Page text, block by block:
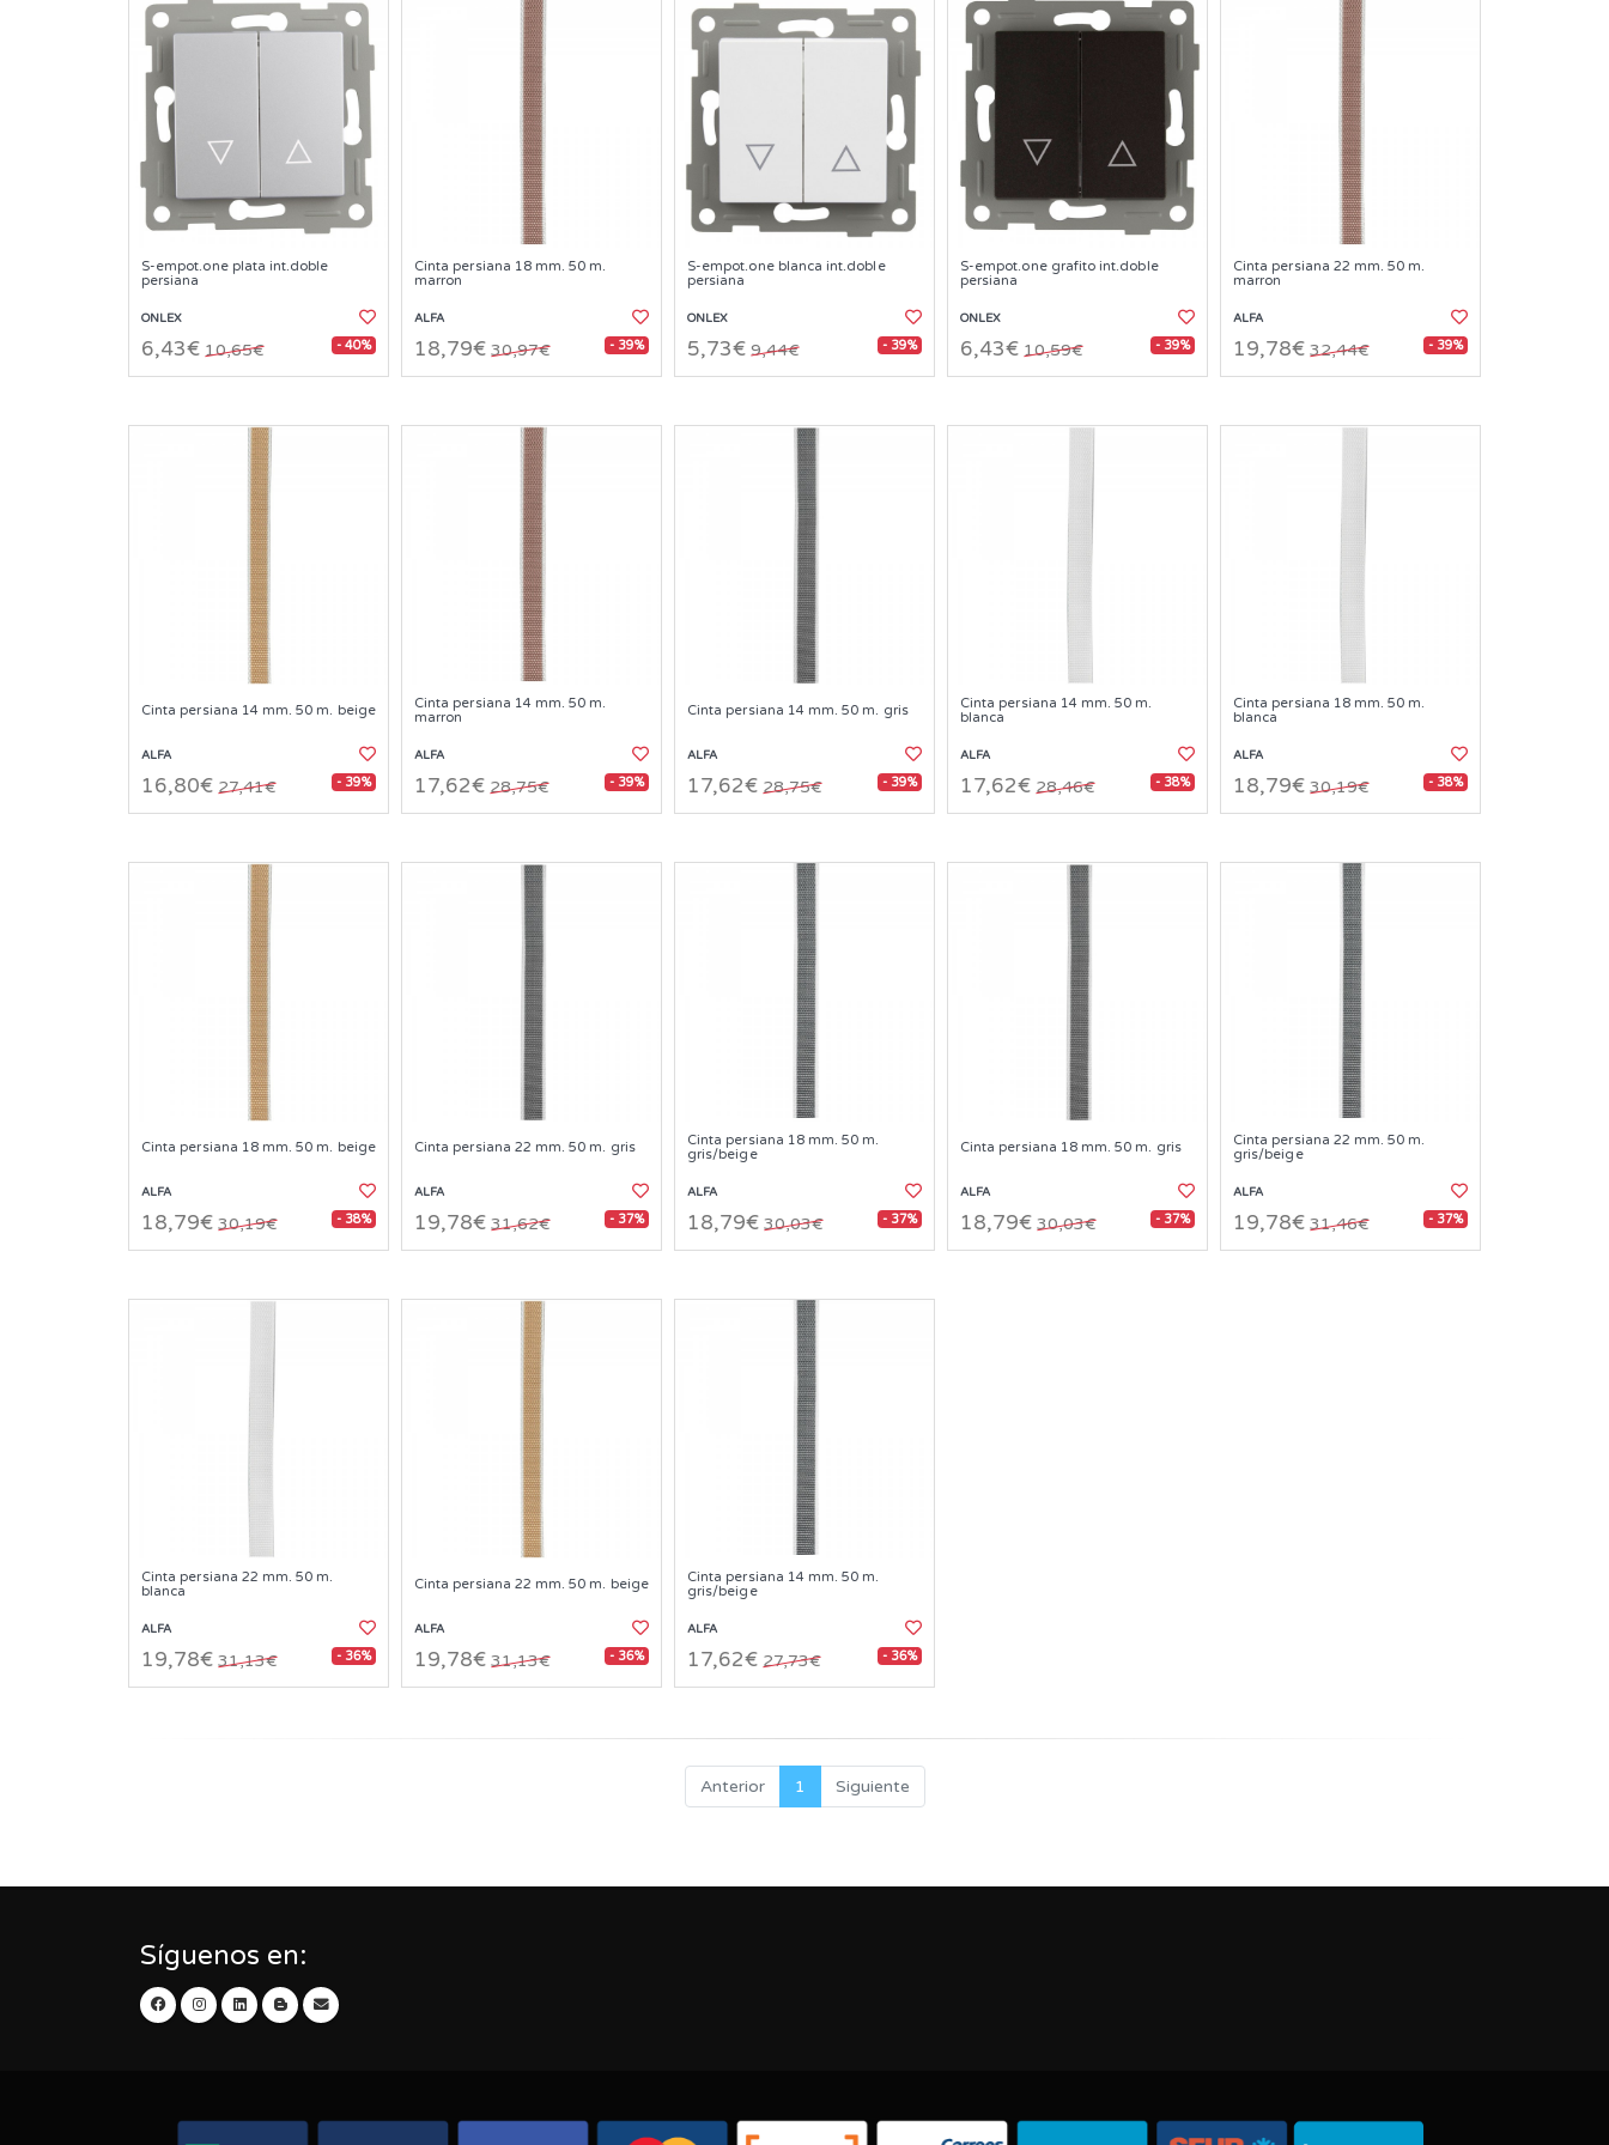
S-empot.one plata int.doble
persiana
ONLEX
6,43€ 10,65€ - 40%
Cinta persiana 18 mm. 50 m.
marron
ALFA
18,79€ 30,97€ - 39%
S-empot.one blanca int.doble
persiana
ONLEX
5,73€ 9,44€ - 39%
S-empot.one grafito int.doble
persiana
ONLEX
6,43€ 10,59€ - 39%
Cinta persiana 22 mm. 50 m.
marron
ALFA
19,78€ 32,44€ - 39%
Cinta persiana 14 mm. 50 m. beige
ALFA
16,80€ 27,41€ - 39%
Cinta persiana 14 mm. 50 m.
marron
ALFA
17,62€ 28,75€ - 39%
Cinta persiana 14 mm. 50 m. gris
ALFA
17,62€ 28,75€ - 39%
Cinta persiana 14 mm. 50 m.
blanca
ALFA
17,62€ 28,46€ - 38%
Cinta persiana 18 mm. 50 m.
blanca
ALFA
18,79€ 30,19€ - 38%
Cinta persiana 18 mm. 50 m. beige
ALFA
18,79€ 30,19€ - 38%
Cinta persiana 22 mm. 50 m. gris
ALFA
19,78€ 31,62€ - 37%
Cinta persiana 18 mm. 50 m.
gris/beige
ALFA
18,79€ 30,03€ - 37%
Cinta persiana 18 mm. 50 m. gris
ALFA
18,79€ 30,03€ - 37%
Cinta persiana 22 mm. 50 m.
gris/beige
ALFA
19,78€ 31,46€ - 37%
Cinta persiana 22 mm. 50 m.
blanca
ALFA
19,78€ 31,13€ - 36%
Cinta persiana 22 mm. 50 m. beige
ALFA
19,78€ 31,13€ - 36%
Cinta persiana 14 mm. 50 m.
gris/beige
ALFA
17,62€ 27,73€ - 36%
Anterior 1 Siguiente
Síguenos en: